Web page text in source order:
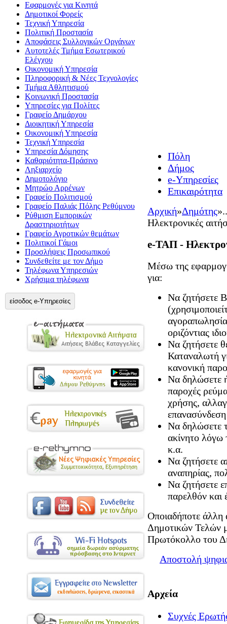
Εφαρμογές για Κινητά
Δημοτικοί Φορείς
Τεχνική Υπηρεσία
Πολιτική Προστασία
Αποφάσεις Συλλογικών Οργάνων
Αυτοτελές Τμήμα Εσωτερικού
Ελέγχου
Οικονομική Υπηρεσία
Πληροφορική & Νέες Τεχνολογίες
Τμήμα Αθλητισμού
Κοινωνική Προστασία
Υπηρεσίες για Πολίτες
Γραφείο Δημάρχου
Διοικητική Υπηρεσία
Οικονομική Υπηρεσία
Τεχνική Υπηρεσία
Υπηρεσία Δόμησης
Καθαριότητα-Πράσινο
Ληξιαρχείο
Δημοτολόγιο
Μητρώο Αρρένων
Γραφείο Πολιτισμού
Γραφείο Παλιάς Πόλης Ρεθύμνου
Ρύθμιση Εμπορικών
Δραστηριοτήτων
Γραφείο Αγροτικών θεμάτων
Πολιτικοί Γάμοι
Προσλήψεις Προσωπικού
Συνδεθείτε με τον Δήμο
Τηλέφωνα Υπηρεσιών
Χρήσιμα τηλέφωνα
είσοδος e-Υπηρεσίες
Πόλη
Δήμος
e-Υπηρεσίες
Επικαιρότητα
Αρχική»Δημότης»
Ηλεκτρονικές
e-ΤΑΠ -
Μέσω της
για:
Να ζητήσετε
οριζόντιας
Να ζητήσετε
Καταναλωτή
κανονική
Να δηλώσετε
παροχές
χρήσης,
Να δηλώσετε
ακίνητο λόγω
κ.α.
Να ζητήσετε
αναπηρίας,
Να ζητήσετε
παρελθόν και
Οποιαδήποτε
Δημοτικών Τελών
Πρωτόκολλο του
Αποστολή
Αρχεία
Συχνές